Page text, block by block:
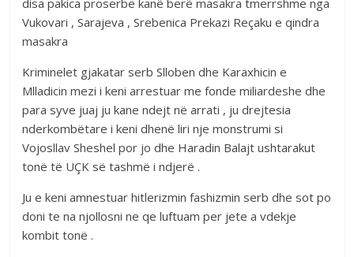
disa pakica proserbe kanë berë masakra tmerrshme nga
Vukovari , Sarajeva , Srebenica Prekazi Reçaku e qindra
masakra
Kriminelet gjakatar serb Slloben dhe Karaxhicin e
Mlladicin mezi i keni arrestuar me fonde miliardeshe dhe
para syve juaj ju kane ndejt në arrati , ju drejtesia
nderkombëtare i keni dhenë liri nje monstrumi si
Vojosllav Sheshel por jo dhe Haradin Balajt ushtarakut
tonë të UÇK së tashmë i ndjerë .
Ju e keni amnestuar hitlerizmin fashizmin serb dhe sot po
doni te na njollosni ne qe luftuam per jete a vdekje
kombit tonë .